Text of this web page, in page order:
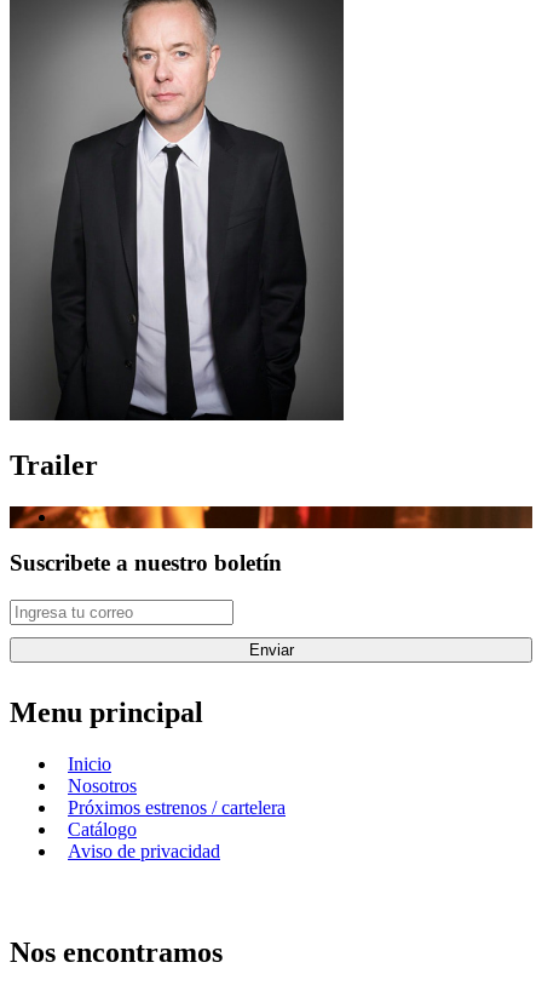
Trailer
Suscribete a nuestro boletín
Enviar
Menu principal
Inicio
Nosotros
Próximos estrenos / cartelera
Catálogo
Aviso de privacidad
Nos encontramos